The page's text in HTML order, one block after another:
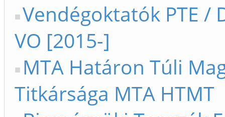
Vendégoktatók PTE /
VO [2015-]
MTA Határon Túli
Titkársága MTA HTMT